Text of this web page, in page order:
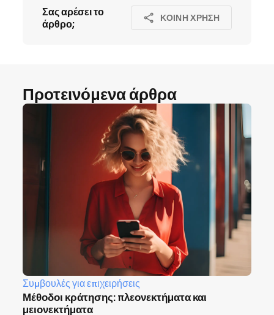
Σας αρέσει το
άρθρο;
ΚΟΙΝΉ ΧΡΉΣΗ
Προτεινόμενα άρθρα
Συμβουλές για επιχειρήσεις
Μέθοδοι κράτησης: πλεονεκτήματα και
μειονεκτήματα